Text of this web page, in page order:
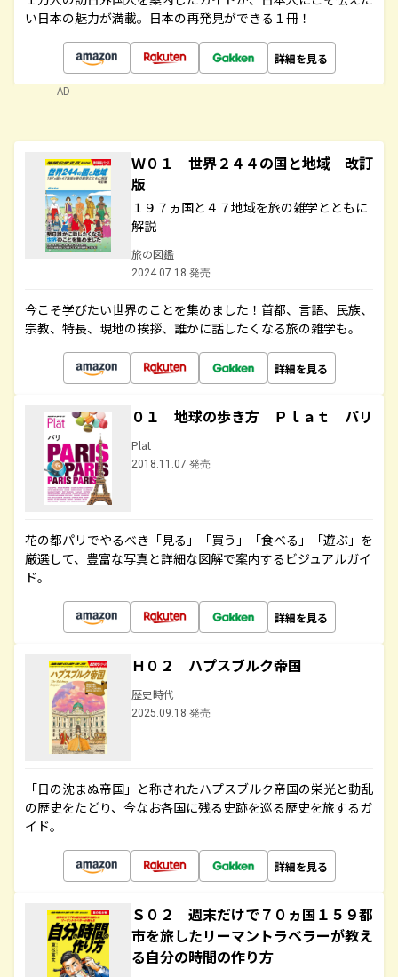
い日本の魅力が満載。日本の再発見ができる１冊！
詳細を見る
AD
Ｗ０１ 世界２４４の国と地域 改訂
版
１９７ヵ国と４７地域を旅の雑学とともに
解説
旅の図鑑
2024.07.18 発売
今こそ学びたい世界のことを集めました！首都、言語、民族、
宗教、特長、現地の挨拶、誰かに話したくなる旅の雑学も。
詳細を見る
０１ 地球の歩き方 Ｐｌａｔ パリ
Plat
2018.11.07 発売
花の都パリでやるべき「見る」「買う」「食べる」「遊ぶ」を
厳選して、豊富な写真と詳細な図解で案内するビジュアルガイ
ド。
詳細を見る
Ｈ０２ ハプスブルク帝国
歴史時代
2025.09.18 発売
「日の沈まぬ帝国」と称されたハプスブルク帝国の栄光と動乱
の歴史をたどり、今なお各国に残る史跡を巡る歴史を旅するガ
イド。
詳細を見る
Ｓ０２ 週末だけで７０ヵ国１５９都
市を旅したリーマントラベラーが教え
る自分の時間の作り方